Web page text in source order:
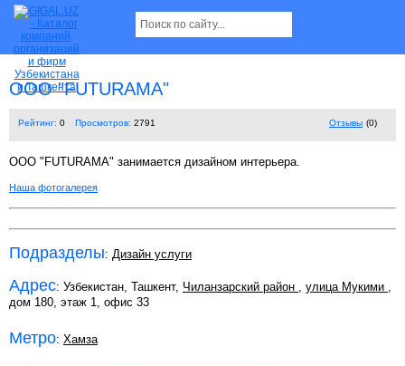
OOO "FUTURAMA"
Рейтинг: 0 Просмотров: 2791 Отзывы (0)
ООО "FUTURAMA" занимается дизайном интерьера.
Наша фотогалерея
Подразделы: Дизайн услуги
Адрес: Узбекистан, Ташкент, Чиланзарский район , улица Мукими ,
дом 180, этаж 1, офис 33
Метро: Хамза